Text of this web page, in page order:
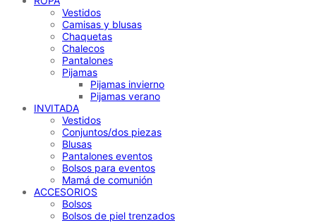
Vestidos
Camisas y blusas
Chaquetas
Chalecos
Pantalones
Pijamas
Pijamas invierno
Pijamas verano
INVITADA
Vestidos
Conjuntos/dos piezas
Blusas
Pantalones eventos
Bolsos para eventos
Mamá de comunión
ACCESORIOS
Bolsos
Bolsos de piel trenzados